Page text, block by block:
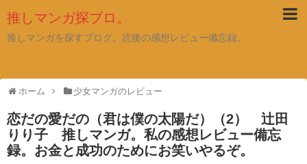
推しマンガ探ブロ。
推しマンガを探すブログ。読後の感想レビュー備忘録。
ホーム 少女マンガのレビュー
恋だの愛だの（君は僕の太陽だ）（2） 辻田
りり子 推しマンガ。私の感想レビュー備忘
録。お金と成功のためにお笑いやるぞ。